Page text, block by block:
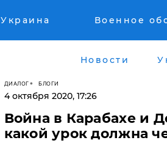
Украина Военное
Новости
ДИАЛОГ БЛОГИ
4 октября 2020, 17:26
Война в Карабахе и
какой урок должна